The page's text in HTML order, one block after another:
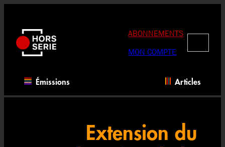
contenu
ABONNEMENTS
MON COMPTE
Émissions Articles
Extension du